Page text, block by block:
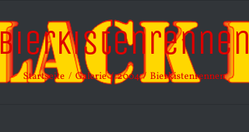
Bierkistenrennen
Startseite Galerie 2004 Bierkistenrennen